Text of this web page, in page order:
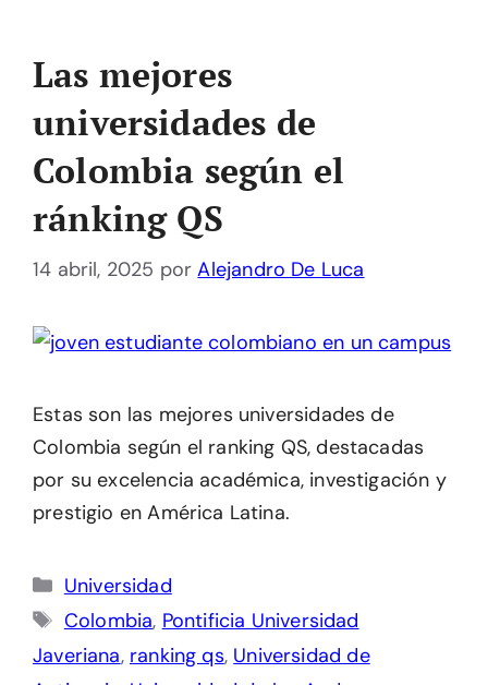
Las mejores
universidades de
Colombia según el
ránking QS
14 abril, 2025 porAlejandro De Luca
Estas son las mejores universidades de
Colombia según el ranking QS, destacadas
por su excelencia académica, investigación y
prestigio en América Latina.
Categorías
Universidad
Etiquetas
Colombia, Pontificia Universidad
Javeriana, ranking qs, Universidad de